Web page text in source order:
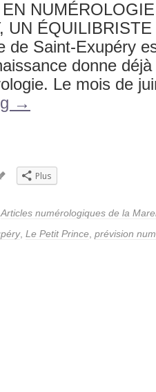
UN
Saint-Exupéry
donne
Le mois de
→
Plus
Articles numérologiques de la
, Le Petit Prince prévision